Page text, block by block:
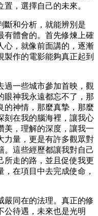
，選擇自己的未來。
斷和分析，就能辨別是
有體會的。首先修煉上確
心，就像前面講的，逐漸
作的電影能夠真正起到
過一些城市參加首映，觀
眼神我永遠都忘不了，那
的神情，那麼真摯，那麼
刻在我的腦海裡，讓我心
美，理解的深度，讓我一
力量，更是有許多觀眾對
。這些經歷都讓我對自己
所走的路，並且促使我更
在項目中去完成使命，
嚴同在的法理。真正的修
公待遇，未來也是光明